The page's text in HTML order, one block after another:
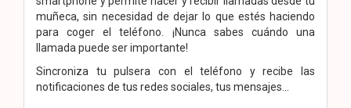
muñeca, sin necesidad de dejar lo que estés haciendo
para coger el teléfono. ¡Nunca sabes cuándo una
llamada puede ser importante!
Sincroniza tu pulsera con el teléfono y recibe las
notificaciones de tus redes sociales, tus mensajes…